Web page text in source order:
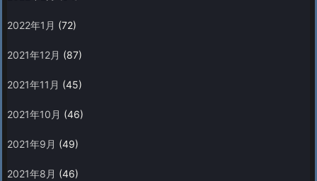
2022年1月 (72)
2021年12月 (87)
2021年11月 (45)
2021年10月 (46)
2021年9月 (49)
2021年8月 (46)